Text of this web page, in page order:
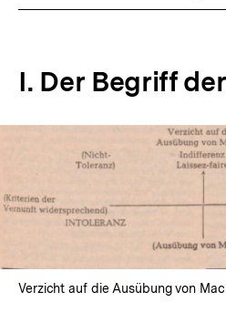
I. Der Begriff
In
Verzicht auf die Ausübung von